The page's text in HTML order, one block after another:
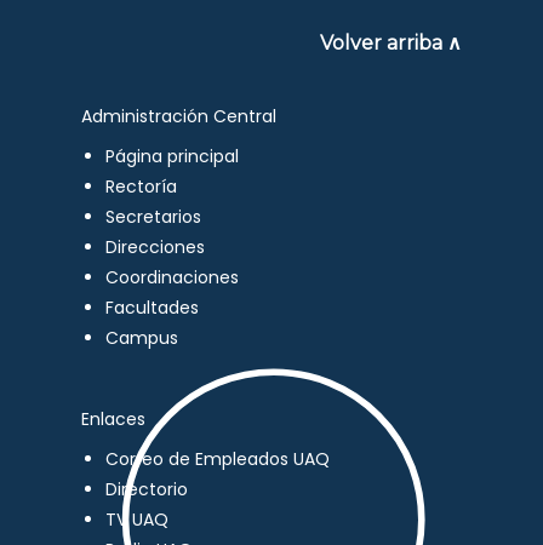
Volver arriba ∧
Administración Central
Página principal
Rectoría
Secretarios
Direcciones
Coordinaciones
Facultades
Campus
Enlaces
Correo de Empleados UAQ
Directorio
TV UAQ